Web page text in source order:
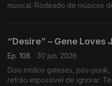
musical. Rodeado de músicos
“Desire” – Gene Loves
Ep. 108
30 jun. 2026
Dois irmãos galeses, pós-
refrão impossível de ignorar.